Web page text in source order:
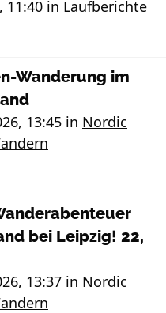
11:40 in Laufberichte
Wanderung im
13:45 in Nordic
bei Leipzig! 22,
13:37 in Nordic